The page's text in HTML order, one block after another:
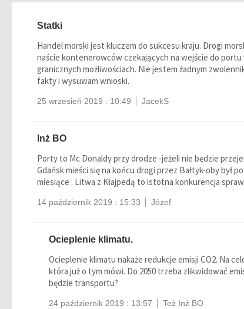
Statki
Handel morski jest kluczem do sukcesu kraju. Drogi
naście kontenerowców czekających na wejście do
granicznych możliwościach. Nie jestem żadnym
fakty i wysuwam wnioski.
25 wrzesień 2019 : 10:49 JacekS
Inż BO
Porty to Mc Donaldy przy drodze -jeżeli nie będzie
Gdańsk mieści się na końcu drogi przez Bałtyk-oby był
miesiące . Litwa z Kłajpedą to istotna konkurencja
14 październik 2019 : 15:33 Józef
Ocieplenie klimatu.
Ocieplenie klimatu nakaże redukcje emisji CO2. Na
która już o tym mówi. Do 2050 trzeba zlikwidować
będzie transportu?
24 październik 2019 : 13:57 Też Inż BO